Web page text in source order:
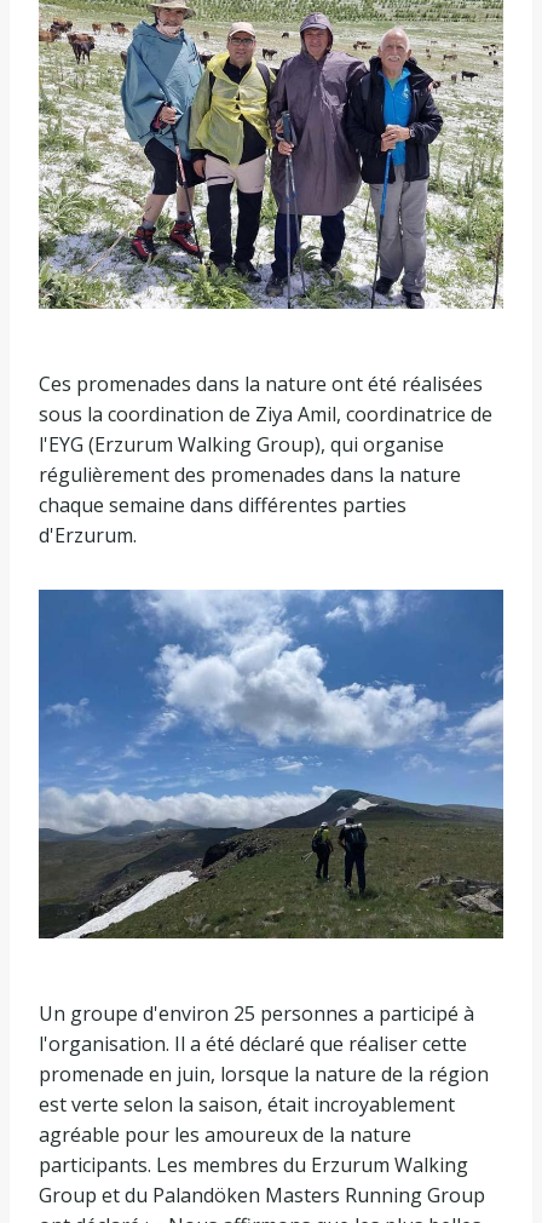
Ces promenades dans la nature ont été réalisées
sous la coordination de Ziya Amil, coordinatrice de
l'EYG (Erzurum Walking Group), qui organise
régulièrement des promenades dans la nature
chaque semaine dans différentes parties
d'Erzurum.
Un groupe d'environ 25 personnes a participé à
l'organisation. Il a été déclaré que réaliser cette
promenade en juin, lorsque la nature de la région
est verte selon la saison, était incroyablement
agréable pour les amoureux de la nature
participants. Les membres du Erzurum Walking
Group et du Palandöken Masters Running Group